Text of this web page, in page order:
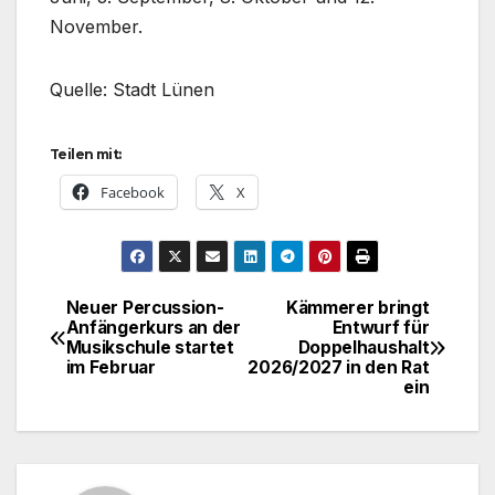
November.
Quelle: Stadt Lünen
Teilen mit:
Facebook X
Beitragsnavigation
Kämmerer bringt
Entwurf für
Doppelhaushalt
2026/2027 in den Rat
ein
Neuer Percussion-
Anfängerkurs an der
Musikschule startet
im Februar